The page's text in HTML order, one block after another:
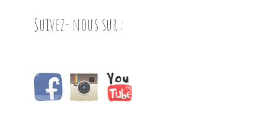
Suivez- nous sur :